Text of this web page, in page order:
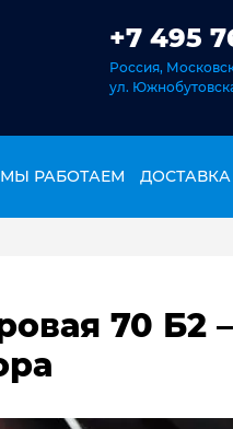
+7 495
Россия,
ул.
РАБОТАЕМ
70 Б2